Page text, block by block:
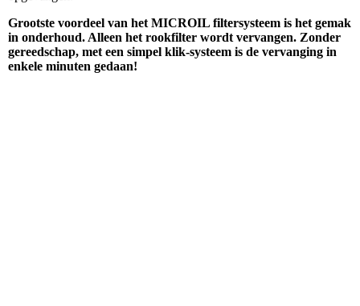
Grootste voordeel van het MICROIL filtersysteem is het gemak
in onderhoud. Alleen het rookfilter wordt vervangen. Zonder
gereedschap, met een simpel klik-systeem is de vervanging in
enkele minuten gedaan!